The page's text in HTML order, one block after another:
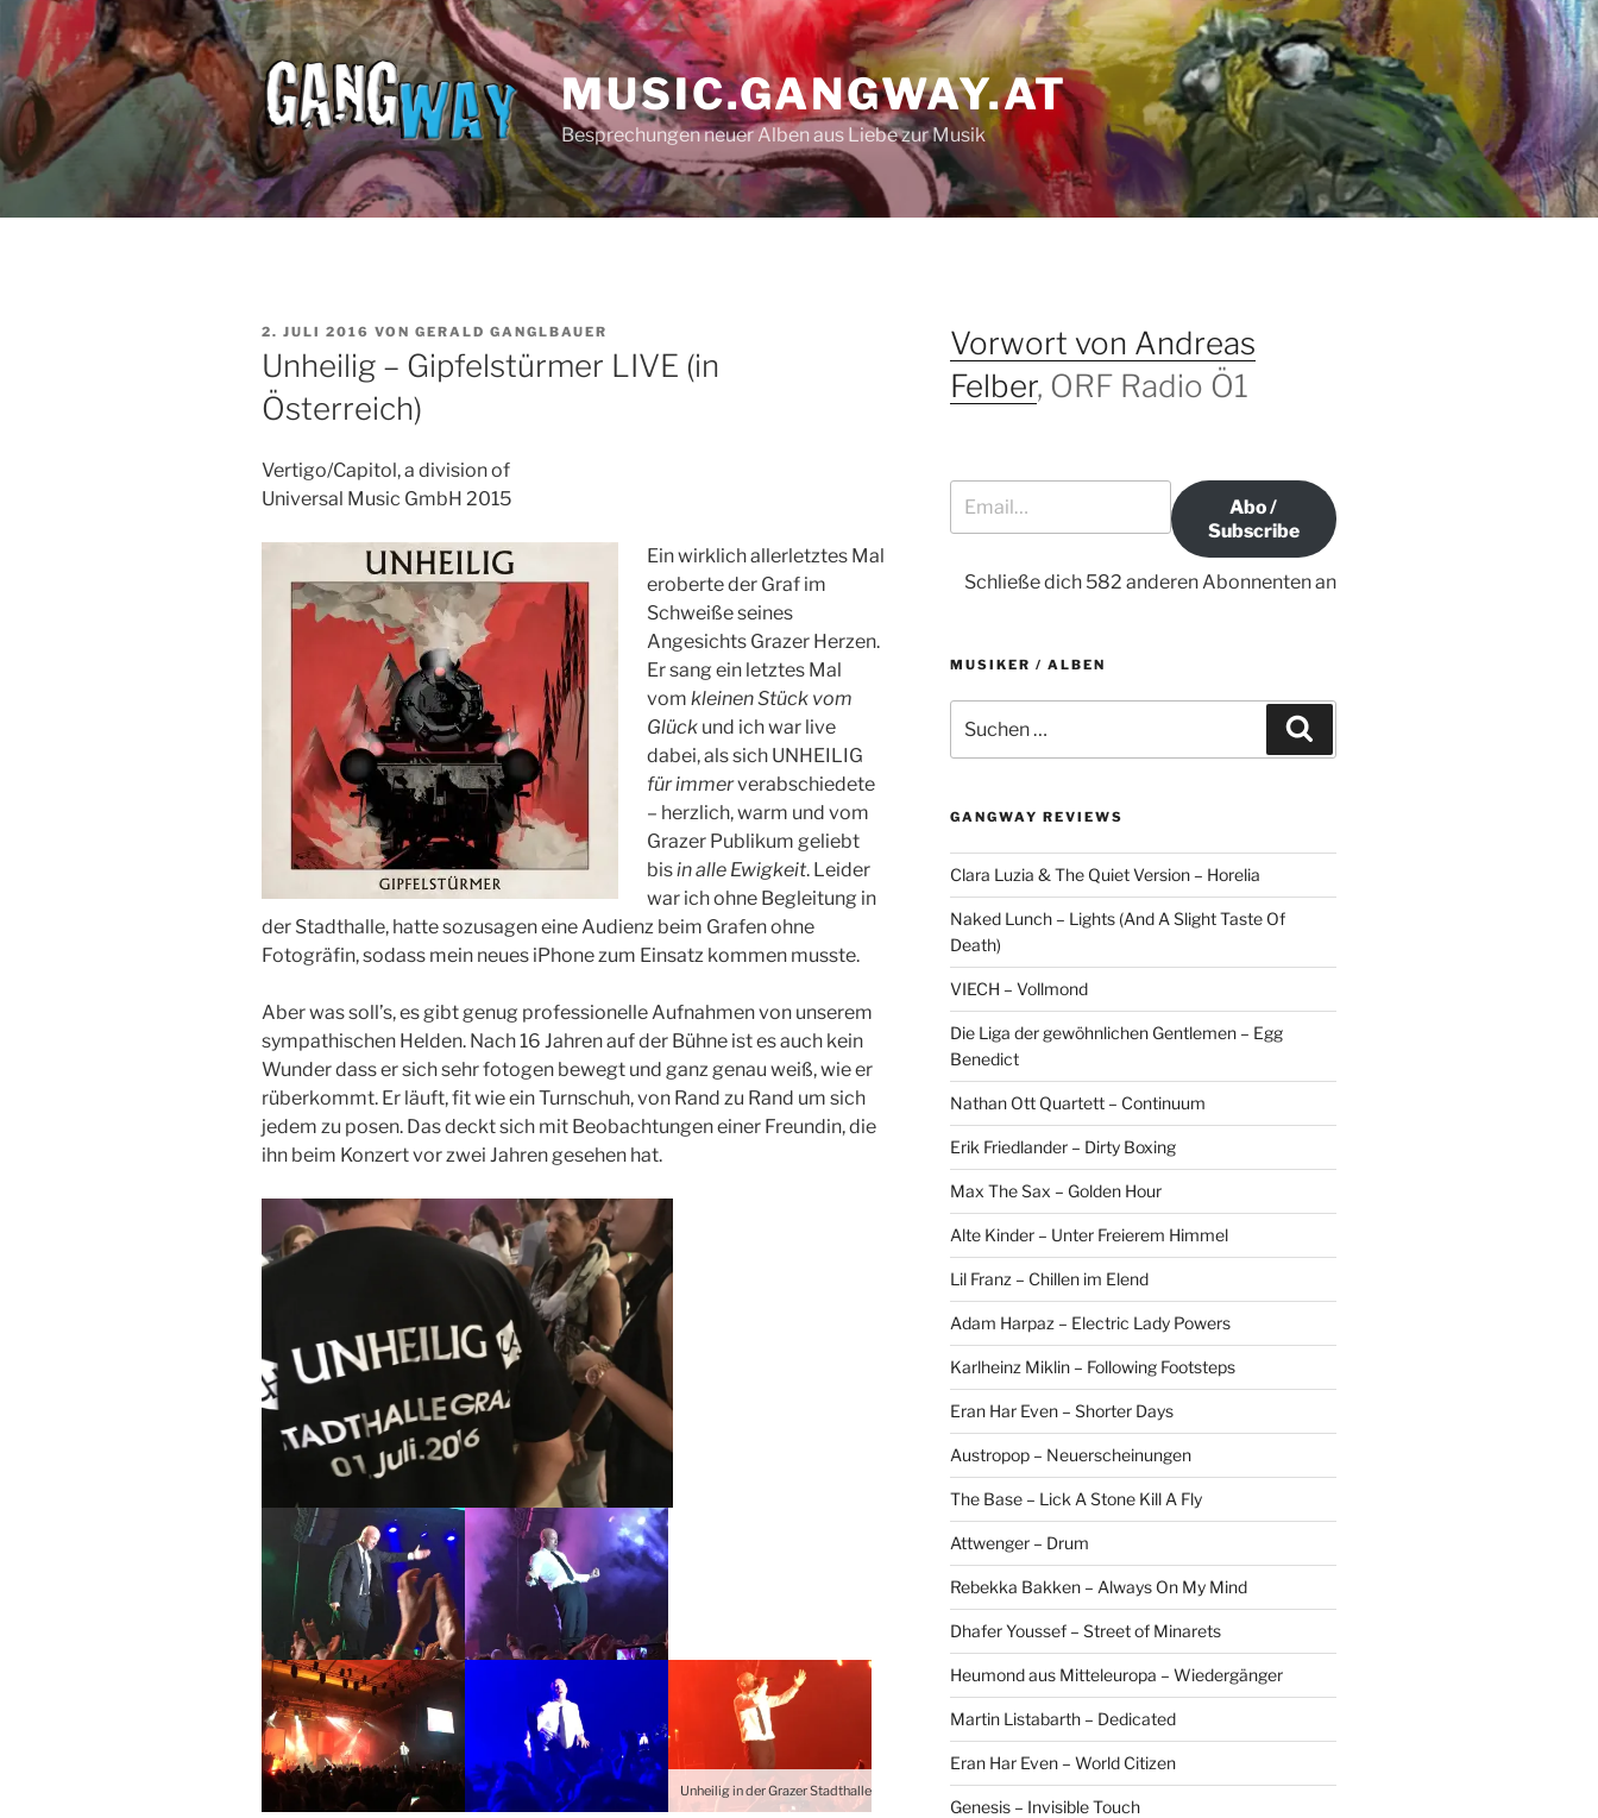
m
I
h
a
l
MUSIC.GANGWAY.AT
Besprechungen neuer Alben aus Liebe zur Musik
V
E
R
Ö
F
N
L
C
2. JULI 2016 VON GERALD GANGLBAUER
Unheilig – Gipfelstürmer LIVE (in
Österreich)
Vertigo/Capitol, a division of
Universal Music GmbH 2015
Ein wirklich allerletztes Mal
eroberte der Graf im
Schweiße seines
Angesichts Grazer Herzen.
Er sang ein letztes Mal
vom kleinen Stück vom
Glück und ich war live
dabei, als sich UNHEILIG
für immerverabschiedete
– herzlich, warm und vom
Grazer Publikum geliebt
bisin alle Ewigkeit. Leider
war ich ohne Begleitung in
der Stadthalle, hatte sozusagen eine Audienz beim Grafen ohne
Fotogräfin, sodass mein neues iPhone zum Einsatz kommen musste.
Aber was soll’s, es gibt genug professionelle Aufnahmen von unserem
sympathischen Helden. Nach 16 Jahren auf der Bühne ist es auch kein
Wunder dass er sich sehr fotogen bewegt und ganz genau weiß, wie er
rüberkommt. Er läuft, fit wie ein Turnschuh, von Rand zu Rand um sich
jedem zu posen. Das deckt sich mit Beobachtungen einer Freundin, die
ihn beim Konzert vor zwei Jahren gesehen hat.
Unheilig in der Grazer Stadthalle
Vorwort von Andreas
Felber, ORF Radio Ö1
Email…
Abo /
Subscribe
Schließe dich 582 anderen Abonnenten an
MUSIKER / ALBEN
c
e
a
c
h
:
u
GANGWAY REVIEWS
Clara Luzia & The Quiet Version – Horelia
Naked Lunch – Lights (And A Slight Taste Of
Death)
VIECH – Vollmond
Die Liga der gewöhnlichen Gentlemen – Egg
Benedict
Nathan Ott Quartett – Continuum
Erik Friedlander – Dirty Boxing
Max The Sax – Golden Hour
Alte Kinder – Unter Freierem Himmel
Lil Franz – Chillen im Elend
Adam Harpaz – Electric Lady Powers
Karlheinz Miklin – Following Footsteps
Eran Har Even – Shorter Days
Austropop – Neuerscheinungen
The Base – Lick A Stone Kill A Fly
Attwenger – Drum
Rebekka Bakken – Always On My Mind
Dhafer Youssef – Street of Minarets
Heumond aus Mitteleuropa – Wiedergänger
Martin Listabarth – Dedicated
Eran Har Even – World Citizen
Genesis – Invisible Touch